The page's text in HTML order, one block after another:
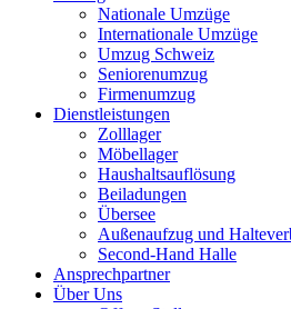
Nationale Umzüge
Internationale Umzüge
Umzug Schweiz
Seniorenumzug
Firmenumzug
Dienstleistungen
Zolllager
Möbellager
Haushaltsauflösung
Beiladungen
Übersee
Außenaufzug und
Second-Hand Halle
Ansprechpartner
Über Uns